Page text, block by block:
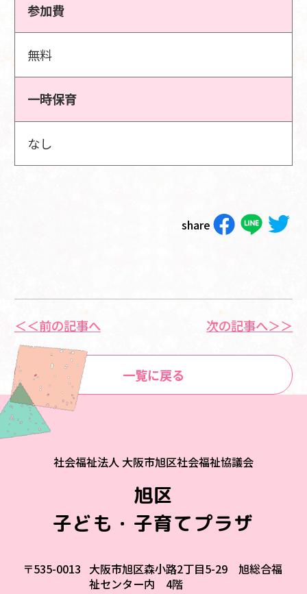
参加費
無料
一時保育
なし
share
＜＜前の記事へ
一覧に戻る
次の記事へ＞＞
社会福祉法人 大阪市旭区社会福祉協議会
旭区
子ども・子育てプラザ
〒535-0013 大阪市旭区森小路2丁目5-29 旭総合福
祉センター内 4階